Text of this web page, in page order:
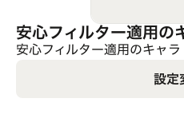
安心フィルター適用の
安心フィルター適用のキャラ
設定